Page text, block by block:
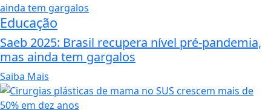
Educação
Saeb 2025: Brasil recupera nível pré-pandemia,
mas ainda tem gargalos
Saiba Mais